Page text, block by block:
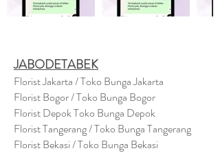
JABODETABEK
Florist Jakarta / Toko Bunga Jakarta
Florist Bogor / Toko Bunga Bogor
Florist Depok Toko Bunga Depok
Florist Tangerang / Toko Bunga Tangerang
Florist Bekasi / Toko Bunga Bekasi